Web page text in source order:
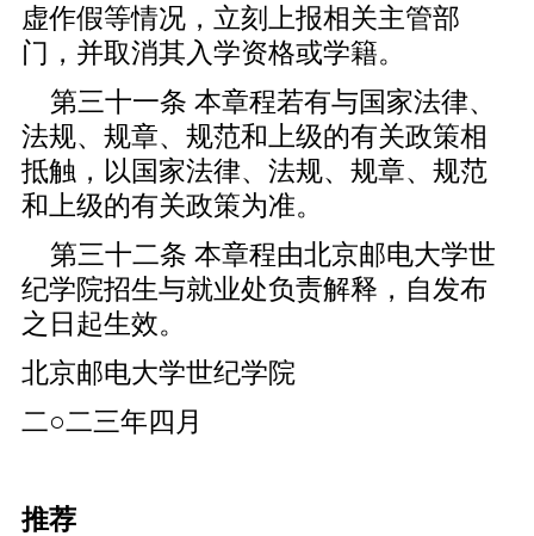
虚作假等情况，立刻上报相关主管部
门，并取消其入学资格或学籍。
第三十一条 本章程若有与国家法律、
法规、规章、规范和上级的有关政策相
抵触，以国家法律、法规、规章、规范
和上级的有关政策为准。
第三十二条 本章程由北京邮电大学世
纪学院招生与就业处负责解释，自发布
之日起生效。
北京邮电大学世纪学院
二○二三年四月
推荐